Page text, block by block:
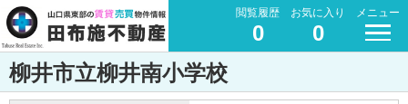
閲覧履歴
0
お気に入り
0
メニュー
柳井市立柳井南小学校